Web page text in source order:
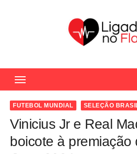
c
FUTEBOL MUNDIAL SELEÇÃO
Vinicius Jr e Real
boicote à premiação